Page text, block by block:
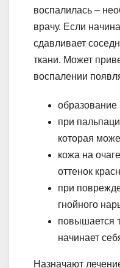
воспалилась –
врачу. Если
сдавливает
ткани. Может
воспалении
образование
при
которая
кожа на
оттенок
при
гнойного
повышается
начинает
Назначают